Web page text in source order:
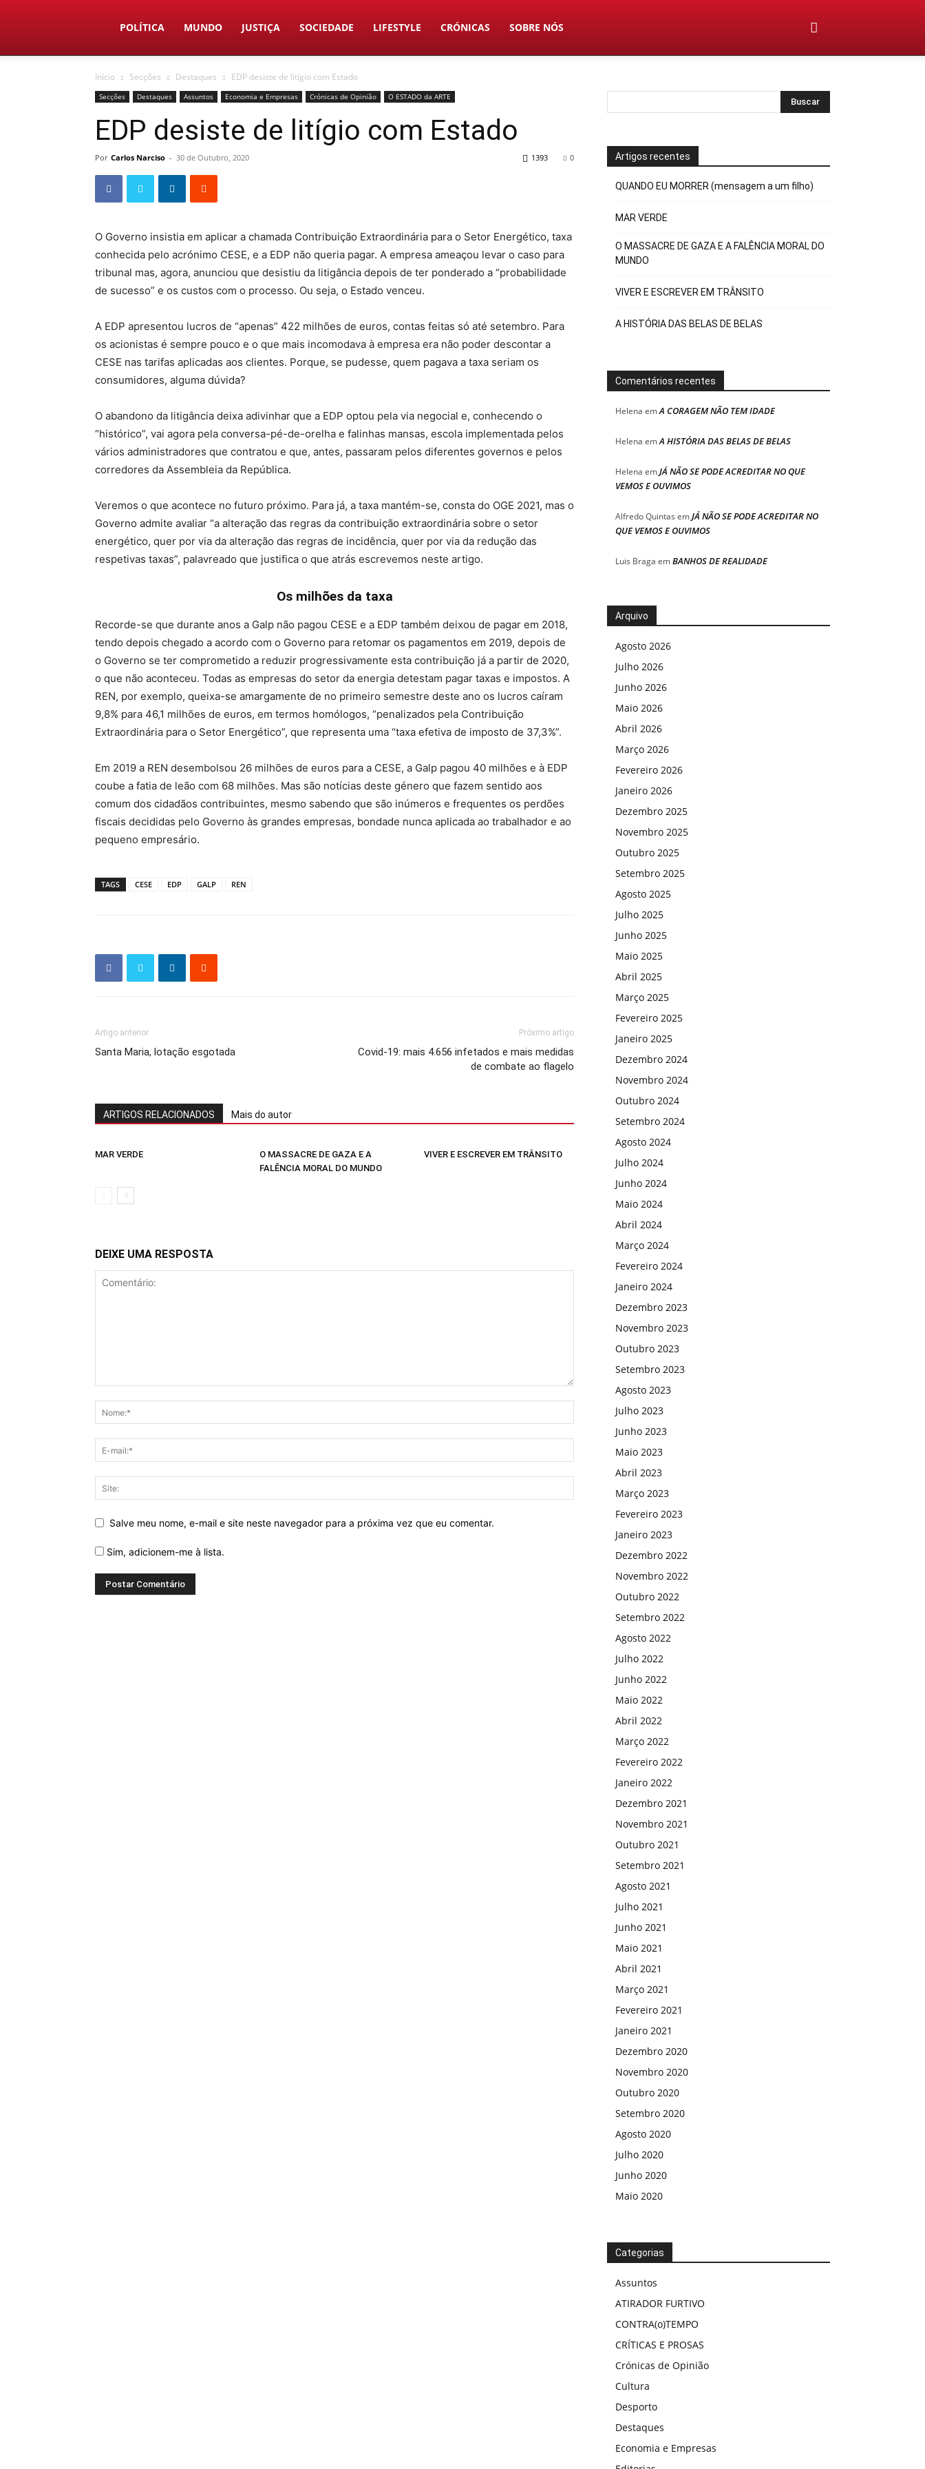
Duas
Linhas
POLÍTICA MUNDO JUSTIÇA SOCIEDADE LIFESTYLE CRÓNICAS SOBRE NÓS
Início Secções Destaques EDP desiste de litígio com Estado
Secções Destaques Assuntos Economia e Empresas Crónicas de Opinião O ESTADO da ARTE
EDP desiste de litígio com Estado
Por Carlos Narciso - 30 de Outubro, 2020 0
1393
O Governo insistia em aplicar a chamada Contribuição Extraordinária para o Setor Energético, taxa
conhecida pelo acrónimo CESE, e a EDP não queria pagar. A empresa ameaçou levar o caso para
tribunal mas, agora, anunciou que desistiu da litigância depois de ter ponderado a “probabilidade
de sucesso” e os custos com o processo. Ou seja, o Estado venceu.
A EDP apresentou lucros de “apenas” 422 milhões de euros, contas feitas só até setembro. Para
os acionistas é sempre pouco e o que mais incomodava à empresa era não poder descontar a
CESE nas tarifas aplicadas aos clientes. Porque, se pudesse, quem pagava a taxa seriam os
consumidores, alguma dúvida?
O abandono da litigância deixa adivinhar que a EDP optou pela via negocial e, conhecendo o
“histórico”, vai agora pela conversa-pé-de-orelha e falinhas mansas, escola implementada pelos
vários administradores que contratou e que, antes, passaram pelos diferentes governos e pelos
corredores da Assembleia da República.
Veremos o que acontece no futuro próximo. Para já, a taxa mantém-se, consta do OGE 2021, mas o
Governo admite avaliar “a alteração das regras da contribuição extraordinária sobre o setor
energético, quer por via da alteração das regras de incidência, quer por via da redução das
respetivas taxas”, palavreado que justifica o que atrás escrevemos neste artigo.
Os milhões da taxa
Recorde-se que durante anos a Galp não pagou CESE e a EDP também deixou de pagar em 2018,
tendo depois chegado a acordo com o Governo para retomar os pagamentos em 2019, depois de
o Governo se ter comprometido a reduzir progressivamente esta contribuição já a partir de 2020,
o que não aconteceu. Todas as empresas do setor da energia detestam pagar taxas e impostos. A
REN, por exemplo, queixa-se amargamente de no primeiro semestre deste ano os lucros caíram
9,8% para 46,1 milhões de euros, em termos homólogos, “penalizados pela Contribuição
Extraordinária para o Setor Energético”, que representa uma “taxa efetiva de imposto de 37,3%”.
Em 2019 a REN desembolsou 26 milhões de euros para a CESE, a Galp pagou 40 milhões e à EDP
coube a fatia de leão com 68 milhões. Mas são notícias deste género que fazem sentido aos
comum dos cidadãos contribuintes, mesmo sabendo que são inúmeros e frequentes os perdões
fiscais decididas pelo Governo às grandes empresas, bondade nunca aplicada ao trabalhador e ao
pequeno empresário.
TAGS CESE EDP GALP REN
Artigo anterior
Santa Maria, lotação esgotada
Próximo artigo
Covid-19: mais 4.656 infetados e mais medidas
de combate ao flagelo
ARTIGOS RELACIONADOS Mais do autor
MAR VERDE
O MASSACRE DE GAZA E A
FALÊNCIA MORAL DO MUNDO
VIVER E ESCREVER EM TRÂNSITO
DEIXE UMA RESPOSTA
Salve meu nome, e-mail e site neste navegador para a próxima vez que eu comentar.
Sim, adicionem-me à lista.
Artigos recentes
QUANDO EU MORRER (mensagem a um filho)
MAR VERDE
O MASSACRE DE GAZA E A FALÊNCIA MORAL DO
MUNDO
VIVER E ESCREVER EM TRÂNSITO
A HISTÓRIA DAS BELAS DE BELAS
Comentários recentes
Helena emA CORAGEM NÃO TEM IDADE
Helena emA HISTÓRIA DAS BELAS DE BELAS
Helena emJÁ NÃO SE PODE ACREDITAR NO QUE
VEMOS E OUVIMOS
Alfredo Quintas emJÁ NÃO SE PODE ACREDITAR NO
QUE VEMOS E OUVIMOS
Luis Braga emBANHOS DE REALIDADE
Arquivo
Agosto 2026
Julho 2026
Junho 2026
Maio 2026
Abril 2026
Março 2026
Fevereiro 2026
Janeiro 2026
Dezembro 2025
Novembro 2025
Outubro 2025
Setembro 2025
Agosto 2025
Julho 2025
Junho 2025
Maio 2025
Abril 2025
Março 2025
Fevereiro 2025
Janeiro 2025
Dezembro 2024
Novembro 2024
Outubro 2024
Setembro 2024
Agosto 2024
Julho 2024
Junho 2024
Maio 2024
Abril 2024
Março 2024
Fevereiro 2024
Janeiro 2024
Dezembro 2023
Novembro 2023
Outubro 2023
Setembro 2023
Agosto 2023
Julho 2023
Junho 2023
Maio 2023
Abril 2023
Março 2023
Fevereiro 2023
Janeiro 2023
Dezembro 2022
Novembro 2022
Outubro 2022
Setembro 2022
Agosto 2022
Julho 2022
Junho 2022
Maio 2022
Abril 2022
Março 2022
Fevereiro 2022
Janeiro 2022
Dezembro 2021
Novembro 2021
Outubro 2021
Setembro 2021
Agosto 2021
Julho 2021
Junho 2021
Maio 2021
Abril 2021
Março 2021
Fevereiro 2021
Janeiro 2021
Dezembro 2020
Novembro 2020
Outubro 2020
Setembro 2020
Agosto 2020
Julho 2020
Junho 2020
Maio 2020
Categorias
Assuntos
ATIRADOR FURTIVO
CONTRA(o)TEMPO
CRÍTICAS E PROSAS
Crónicas de Opinião
Cultura
Desporto
Destaques
Economia e Empresas